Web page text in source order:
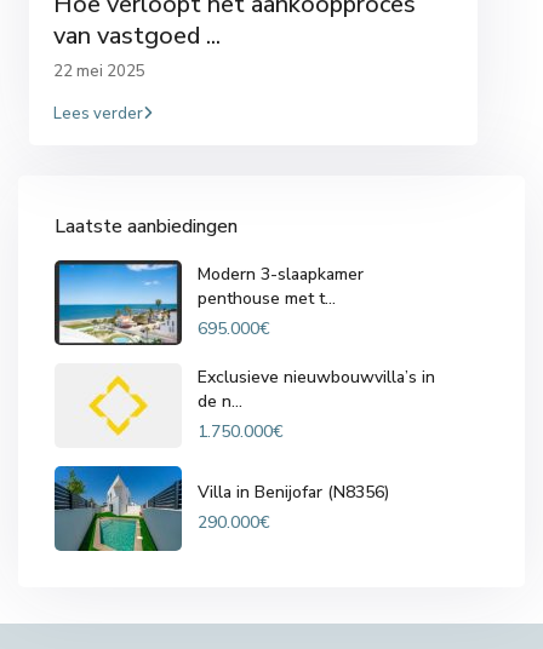
van vastgoed ...
22 mei 2025
Lees verder
Laatste aanbiedingen
Modern 3-slaapkamer
penthouse met t...
695.000€
Exclusieve nieuwbouwvilla’s in
de n...
1.750.000€
Villa in Benijofar (N8356)
290.000€